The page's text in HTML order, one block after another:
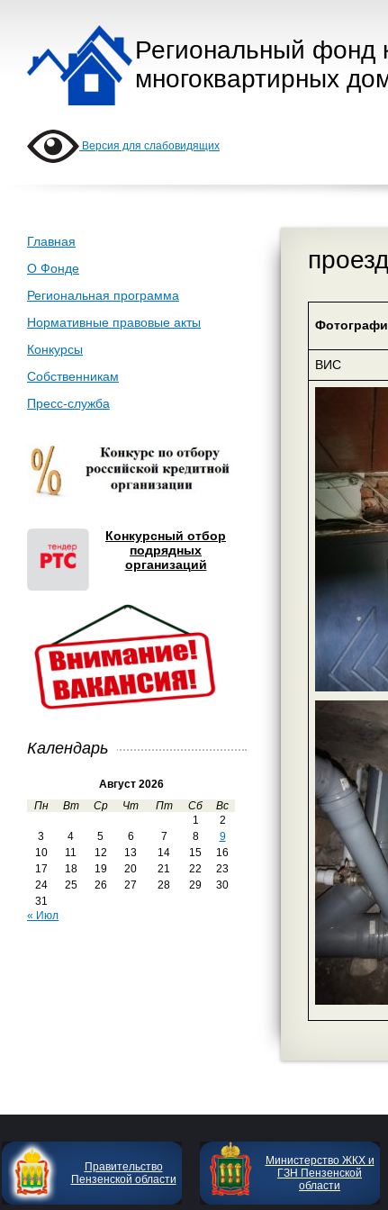
Региональный фонд
многоквартирных
Версия для слабовидящих
Главная
О Фонде
Региональная программа
Нормативные правовые акты
Конкурсы
Собственникам
Пресс-служба
Конкурсный отбор
подрядных
организаций
Календарь
Август 2026
Пн
Вт Ср Чт Пт Сб
Вс
1
2
3
4 5 6 7 8
9
10
11 12 13 14 15
16
17
18 19 20 21 22
23
24
25 26 27 28 29
30
31
« Июл
ВИС
Правительство
Пензенской области
Министерство ЖКХ и
ГЗН Пензенской
области